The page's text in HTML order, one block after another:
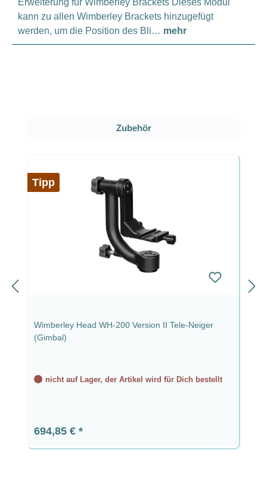
kann zu allen Wimberley Brackets hinzugefügt
werden, um die Position des Bli… mehr
Produktgalerie überspringen
Zubehör
Tipp
Wimberley Head WH-200 Version II Tele-Neiger
(Gimbal)
nicht auf Lager, der Artikel wird für Dich bestellt
Regulärer Preis:
694,85 €